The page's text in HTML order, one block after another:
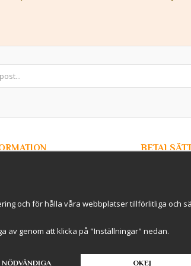
Shipping
och för hålla våra webbplatser tillförlitliga och
av genom att klicka på "Inställningar" nedan.
OKEJ